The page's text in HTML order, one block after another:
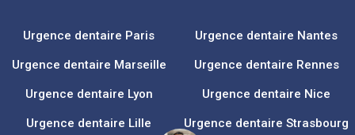
Urgence dentaire Paris
Urgence dentaire Marseille
Urgence dentaire Lyon
Urgence dentaire Lille
Urgence dentaire Nantes
Urgence dentaire Rennes
Urgence dentaire Nice
Urgence dentaire Strasbourg